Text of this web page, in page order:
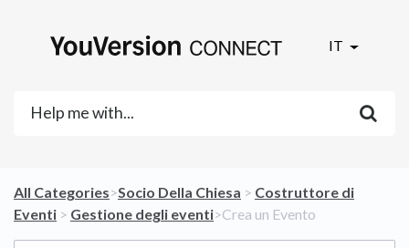
IT
All Categories​>​​Socio Della Chiesa ​ > ​ ​Costruttore di
Eventi ​ > ​ ​Gestione degli eventi​>​ Crea un Evento